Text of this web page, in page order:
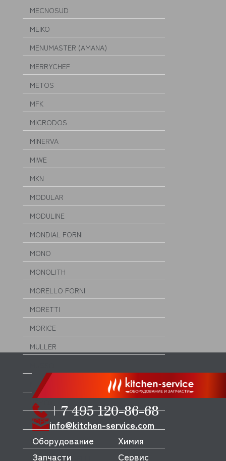
MECNOSUD
MEIKO
MENUMASTER (AMANA)
MERRYCHEF
METOS
MFK
MICRODOS
MINERVA
MIWE
MKN
MODULAR
MODULINE
MONDIAL FORNI
MONO
MONOLITH
MORELLO FORNI
MORETTI
MORICE
MULLER
MVQ
NEMOX
NOPEIN
NTF
NUOVA SIMONELLI
+7 495 120-86-68
info@kitchen-service.com
Оборудование
Запчасти
Химия
Сервис